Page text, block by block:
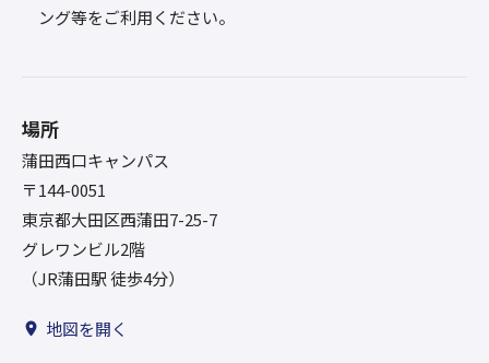
ング等をご利用ください。
場所
蒲田西口キャンパス
〒144-0051
東京都大田区西蒲田7-25-7
グレワンビル2階
（JR蒲田駅 徒歩4分）
地図を開く